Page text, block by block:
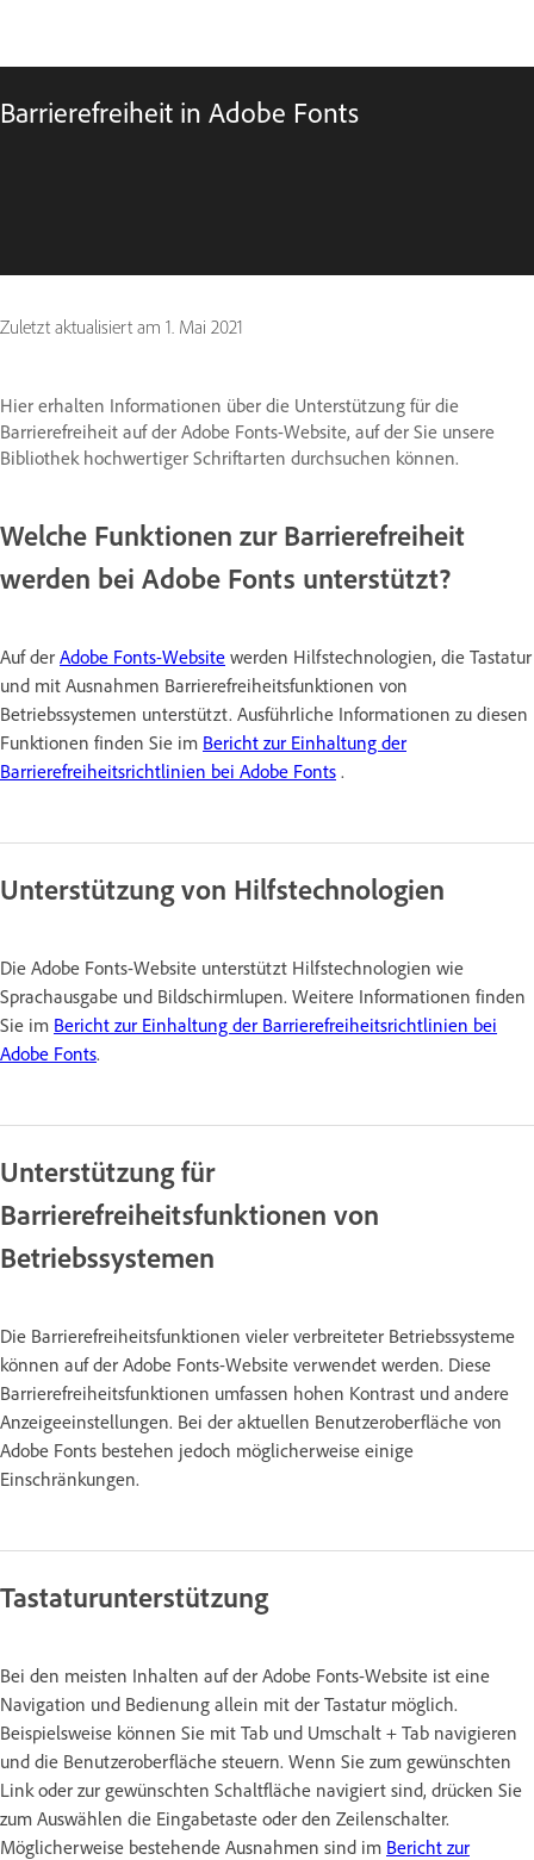
Barrierefreiheit in Adobe Fonts
Zuletzt aktualisiert am 1. Mai 2021
Hier erhalten Informationen über die Unterstützung für die
Barrierefreiheit auf der Adobe Fonts-Website, auf der Sie unsere
Bibliothek hochwertiger Schriftarten durchsuchen können.
Welche Funktionen zur Barrierefreiheit
werden bei Adobe Fonts unterstützt?
Auf der Adobe Fonts-Website werden Hilfstechnologien, die Tastatur
und mit Ausnahmen Barrierefreiheitsfunktionen von
Betriebssystemen unterstützt. Ausführliche Informationen zu diesen
Funktionen finden Sie im Bericht zur Einhaltung der
Barrierefreiheitsrichtlinien bei Adobe Fonts .
Unterstützung von Hilfstechnologien
Die Adobe Fonts-Website unterstützt Hilfstechnologien wie
Sprachausgabe und Bildschirmlupen. Weitere Informationen finden
Sie im Bericht zur Einhaltung der Barrierefreiheitsrichtlinien bei
Adobe Fonts.
Unterstützung für
Barrierefreiheitsfunktionen von
Betriebssystemen
Die Barrierefreiheitsfunktionen vieler verbreiteter Betriebssysteme
können auf der Adobe Fonts-Website verwendet werden. Diese
Barrierefreiheitsfunktionen umfassen hohen Kontrast und andere
Anzeigeeinstellungen. Bei der aktuellen Benutzeroberfläche von
Adobe Fonts bestehen jedoch möglicherweise einige
Einschränkungen.
Tastaturunterstützung
Bei den meisten Inhalten auf der Adobe Fonts-Website ist eine
Navigation und Bedienung allein mit der Tastatur möglich.
Beispielsweise können Sie mit Tab und Umschalt + Tab navigieren
und die Benutzeroberfläche steuern. Wenn Sie zum gewünschten
Link oder zur gewünschten Schaltfläche navigiert sind, drücken Sie
zum Auswählen die Eingabetaste oder den Zeilenschalter.
Möglicherweise bestehende Ausnahmen sind im Bericht zur